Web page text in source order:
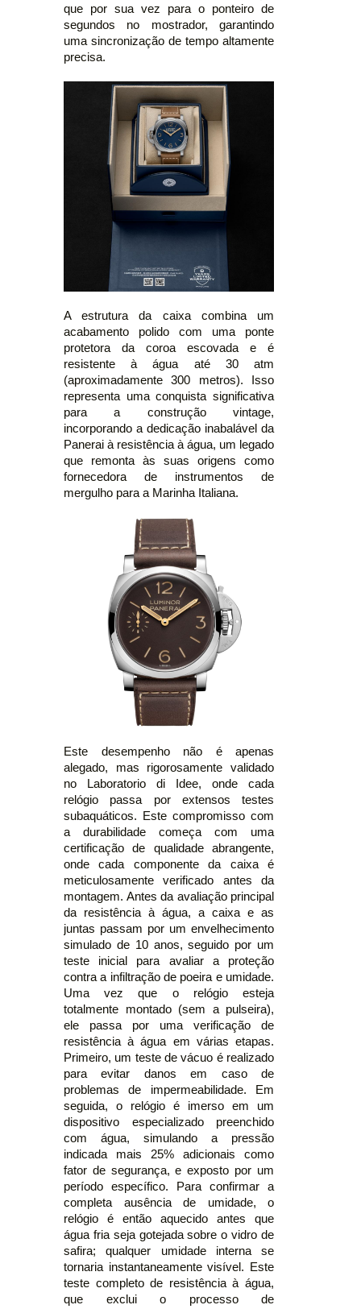
que por sua vez para o ponteiro de
segundos no mostrador, garantindo
uma sincronização de tempo altamente
precisa.
A estrutura da caixa combina um
acabamento polido com uma ponte
protetora da coroa escovada e é
resistente à água até 30 atm
(aproximadamente 300 metros). Isso
representa uma conquista significativa
para a construção vintage,
incorporando a dedicação inabalável da
Panerai à resistência à água, um legado
que remonta às suas origens como
fornecedora de instrumentos de
mergulho para a Marinha Italiana.
Este desempenho não é apenas
alegado, mas rigorosamente validado
no Laboratorio di Idee, onde cada
relógio passa por extensos testes
subaquáticos. Este compromisso com
a durabilidade começa com uma
certificação de qualidade abrangente,
onde cada componente da caixa é
meticulosamente verificado antes da
montagem. Antes da avaliação principal
da resistência à água, a caixa e as
juntas passam por um envelhecimento
simulado de 10 anos, seguido por um
teste inicial para avaliar a proteção
contra a infiltração de poeira e umidade.
Uma vez que o relógio esteja
totalmente montado (sem a pulseira),
ele passa por uma verificação de
resistência à água em várias etapas.
Primeiro, um teste de vácuo é realizado
para evitar danos em caso de
problemas de impermeabilidade. Em
seguida, o relógio é imerso em um
dispositivo especializado preenchido
com água, simulando a pressão
indicada mais 25% adicionais como
fator de segurança, e exposto por um
período específico. Para confirmar a
completa ausência de umidade, o
relógio é então aquecido antes que
água fria seja gotejada sobre o vidro de
safira; qualquer umidade interna se
tornaria instantaneamente visível. Este
teste completo de resistência à água,
que exclui o processo de